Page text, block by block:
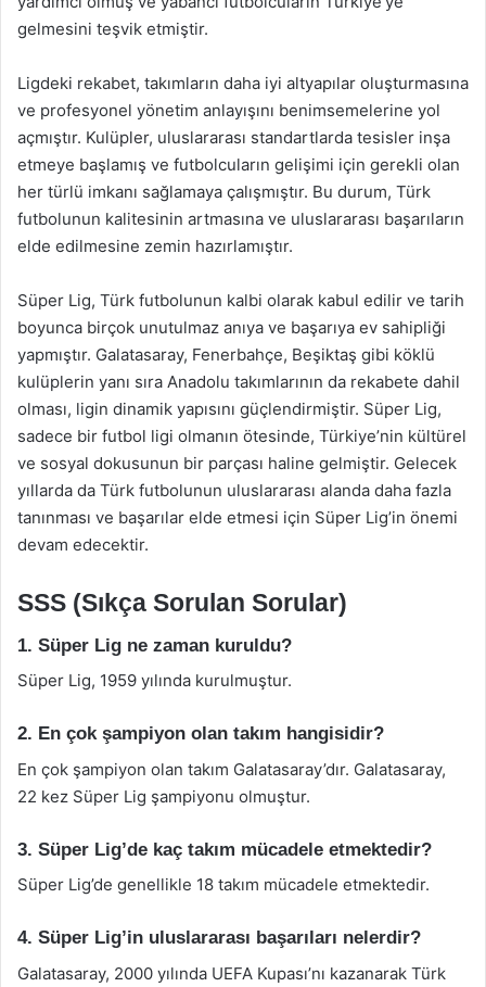
gelmesini teşvik etmiştir.
Ligdeki rekabet, takımların daha iyi altyapılar oluşturmasına
ve profesyonel yönetim anlayışını benimsemelerine yol
açmıştır. Kulüpler, uluslararası standartlarda tesisler inşa
etmeye başlamış ve futbolcuların gelişimi için gerekli olan
her türlü imkanı sağlamaya çalışmıştır. Bu durum, Türk
futbolunun kalitesinin artmasına ve uluslararası başarıların
elde edilmesine zemin hazırlamıştır.
Süper Lig, Türk futbolunun kalbi olarak kabul edilir ve tarih
boyunca birçok unutulmaz anıya ve başarıya ev sahipliği
yapmıştır. Galatasaray, Fenerbahçe, Beşiktaş gibi köklü
kulüplerin yanı sıra Anadolu takımlarının da rekabete dahil
olması, ligin dinamik yapısını güçlendirmiştir. Süper Lig,
sadece bir futbol ligi olmanın ötesinde, Türkiye’nin kültürel
ve sosyal dokusunun bir parçası haline gelmiştir. Gelecek
yıllarda da Türk futbolunun uluslararası alanda daha fazla
tanınması ve başarılar elde etmesi için Süper Lig’in önemi
devam edecektir.
SSS (Sıkça Sorulan Sorular)
1. Süper Lig ne zaman kuruldu?
Süper Lig, 1959 yılında kurulmuştur.
2. En çok şampiyon olan takım hangisidir?
En çok şampiyon olan takım Galatasaray’dır. Galatasaray,
22 kez Süper Lig şampiyonu olmuştur.
3. Süper Lig’de kaç takım mücadele etmektedir?
Süper Lig’de genellikle 18 takım mücadele etmektedir.
4. Süper Lig’in uluslararası başarıları nelerdir?
Galatasaray, 2000 yılında UEFA Kupası’nı kazanarak Türk